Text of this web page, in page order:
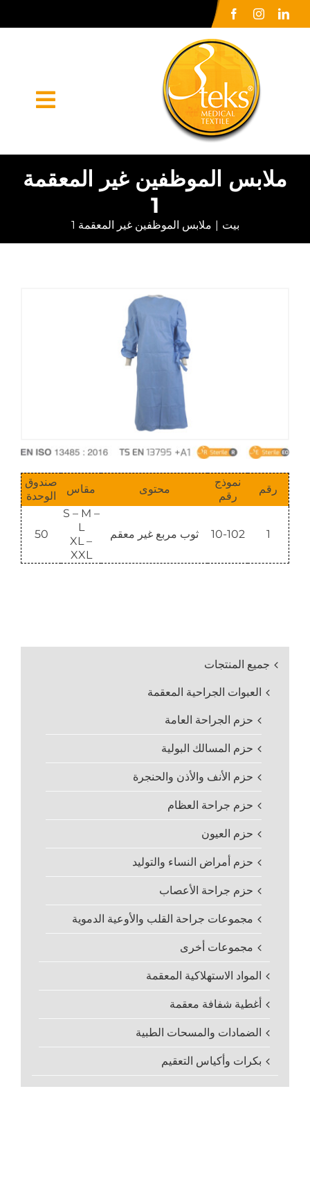
الصفحة الرئيسية
شركة كبرى
ملابس الموظفين غير المعقمة
1
بيت ملابس الموظفين غير المعقمة 1
رقم
نموذج
رقم
محتوى مقاس
صندوق
الوحدة
1
10-102 ثوب مربع غير معقم
S – M –
L
XL –
XXL
50
جميع المنتجات
العبوات الجراحية المعقمة
حزم الجراحة العامة
حزم المسالك البولية
حزم الأنف والأذن والحنجرة
حزم جراحة العظام
حزم العيون
حزم أمراض النساء والتوليد
حزم جراحة الأعصاب
مجموعات جراحة القلب والأوعية الدموية
مجموعات أخرى
المواد الاستهلاكية المعقمة
أغطية شفافة معقمة
الضمادات والمسحات الطبية
بكرات وأكياس التعقيم